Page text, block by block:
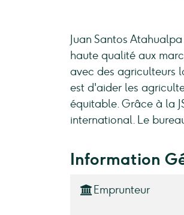
Juan Santos
haute qualité aux
avec des agriculteurs
est d'aider les
équitable. Grâce à la
international. Le
Information
Emprunteur